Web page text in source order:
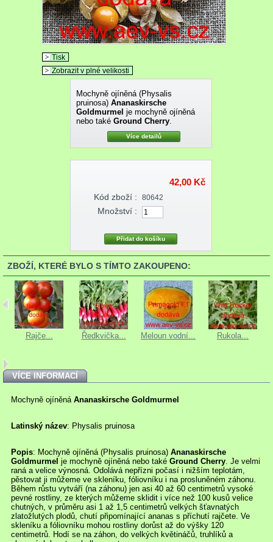
Tisk
Zobrazit v plné velikosti
Mochyně ojíněná (Physalis
pruinosa) Ananaskirsche
Goldmurmel je mochyně ojíněná
nebo také Ground Cherry.
Více detailů
42,00 Kč
Kód zboží : 80642
Množství :
ZBOŽÍ, KTERÉ BYLO S TÍMTO ZAKOUPENO:
Rajče... Ředkvička... Meloun vodní... Rukola...
VÍCE INFORMACÍ
Mochyně ojíněná Ananaskirsche Goldmurmel
Latinský název: Physalis pruinosa
Popis: Mochyně ojíněná (Physalis pruinosa) Ananaskirsche
Goldmurmel je mochyně ojíněná nebo také Ground Cherry . Je velmi
raná a velice výnosná. Odolává nepřízni počasí i nižším teplotám,
pěstovat ji můžeme ve skleníku, fóliovníku i na prosluněném záhonu.
Během růstu vytváří (na záhonu) jen asi 40 až 60 centimetrů vysoké
pevné rostliny, ze kterých můžeme sklidit i více než 100 kusů velice
chutných, v průměru asi 1 až 1,5 centimetrů velkých šťavnatých
zlatožlutých plodů, chutí připomínající ananas s příchutí rajčete. Ve
skleníku a fóliovníku mohou rostliny dorůst až do výšky 120
centimetrů. Hodí se na záhon, do velkých květináčů, truhlíků a